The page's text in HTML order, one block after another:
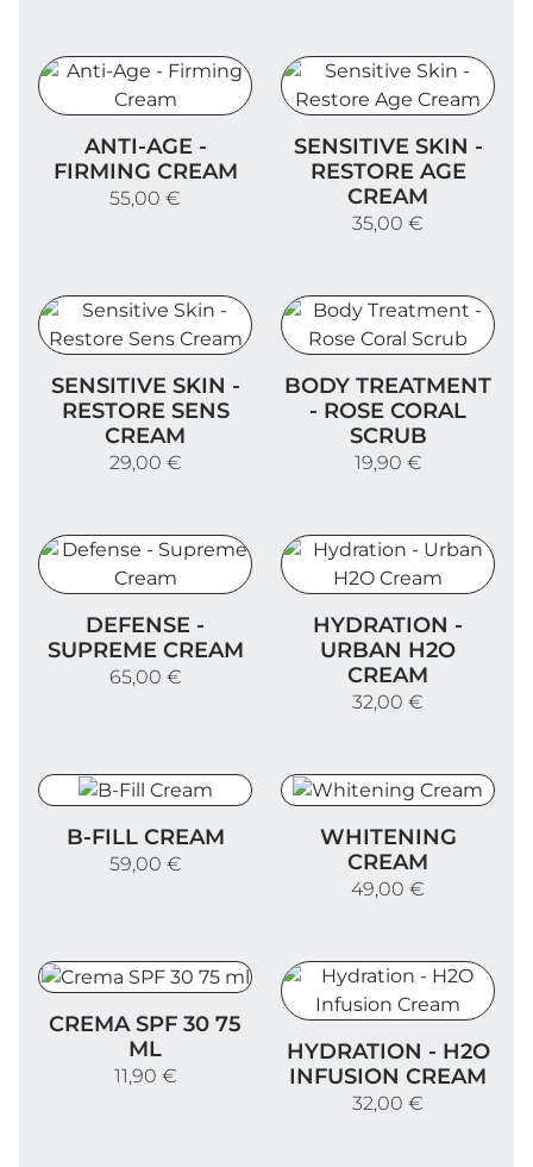
ANTI-AGE -
FIRMING CREAM
55,00 €
SENSITIVE SKIN -
RESTORE AGE
CREAM
35,00 €
SENSITIVE SKIN -
RESTORE SENS
CREAM
29,00 €
BODY TREATMENT
- ROSE CORAL
SCRUB
19,90 €
DEFENSE -
SUPREME CREAM
65,00 €
HYDRATION -
URBAN H2O
CREAM
32,00 €
B-FILL CREAM
59,00 €
WHITENING
CREAM
49,00 €
CREMA SPF 30 75
ML
11,90 €
HYDRATION - H2O
INFUSION CREAM
32,00 €